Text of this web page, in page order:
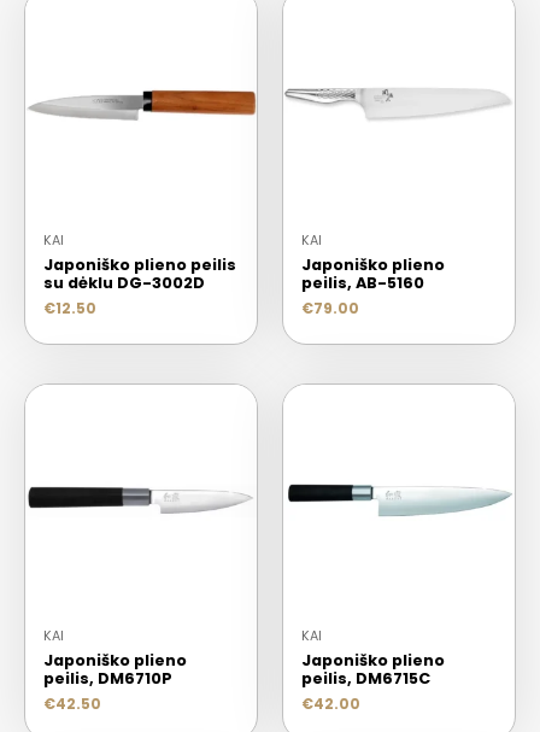
KAI
Japoniško plieno peilis
su dėklu DG-3002D
€12.50
KAI
Japoniško plieno
peilis, AB-5160
€79.00
KAI
Japoniško plieno
peilis, DM6710P
€42.50
KAI
Japoniško plieno
peilis, DM6715C
€42.00